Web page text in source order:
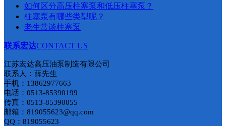
如何区分高压柱塞泵和低压柱塞泵​？
柱塞泵有哪些类型呢？
老生常谈柱塞泵
联系宏达CONTACT US
江苏宏达高压油泵制造有限公司
联系人：薛先生
手机：13862977663
电话：0513-85390199
传真：0513-85390055
邮箱：819055623@qq.com
QQ：819055623